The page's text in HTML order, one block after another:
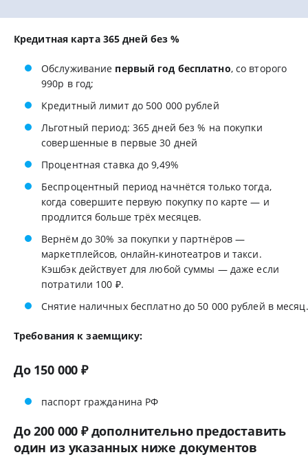
Кредитная карта 365 дней без %
Обслуживание первый год бесплатно, со второго
990р в год;
Кредитный лимит до 500 000 рублей
Льготный период: 365 дней без % на покупки
совершенные в первые 30 дней
Процентная ставка до 9,49%
Беспроцентный период начнётся только тогда,
когда совершите первую покупку по карте — и
продлится больше трёх месяцев.
Вернём до 30% за покупки у партнёров —
маркетплейсов, онлайн-кинотеатров и такси.
Кэшбэк действует для любой суммы — даже если
потратили 100 ₽.
Снятие наличных бесплатно до 50 000 рублей в месяц.
Требования к заемщику:
До 150 000 ₽
паспорт гражданина РФ
До 200 000 ₽ дополнительно предоставить
один из указанных ниже документов